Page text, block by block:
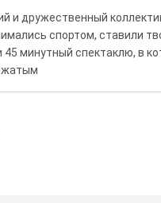
и дружественный
спортом, ставили
минутный спектаклю, в